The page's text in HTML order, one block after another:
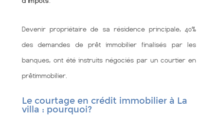
Devenir propriétaire de sa résidence principale, 40%
des demandes de prêt immobilier finalisés par les
banques, ont été instruits négociés par un courtier en
prêtimmobilier.
Le courtage en crédit immobilier à La
villa : pourquoi?